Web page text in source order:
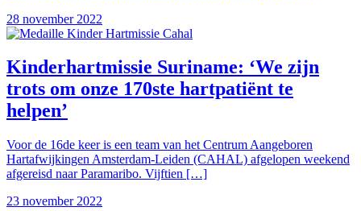
28 november 2022
Kinderhartmissie Suriname: ‘We zijn
trots om onze 170ste hartpatiënt te
helpen’
Voor de 16de keer is een team van het Centrum Aangeboren
Hartafwijkingen Amsterdam-Leiden (CAHAL) afgelopen weekend
afgereisd naar Paramaribo. Vijftien […]
23 november 2022